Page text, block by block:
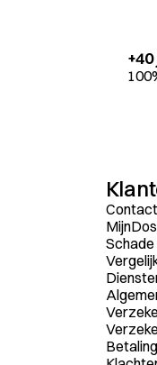
Contact
Schade